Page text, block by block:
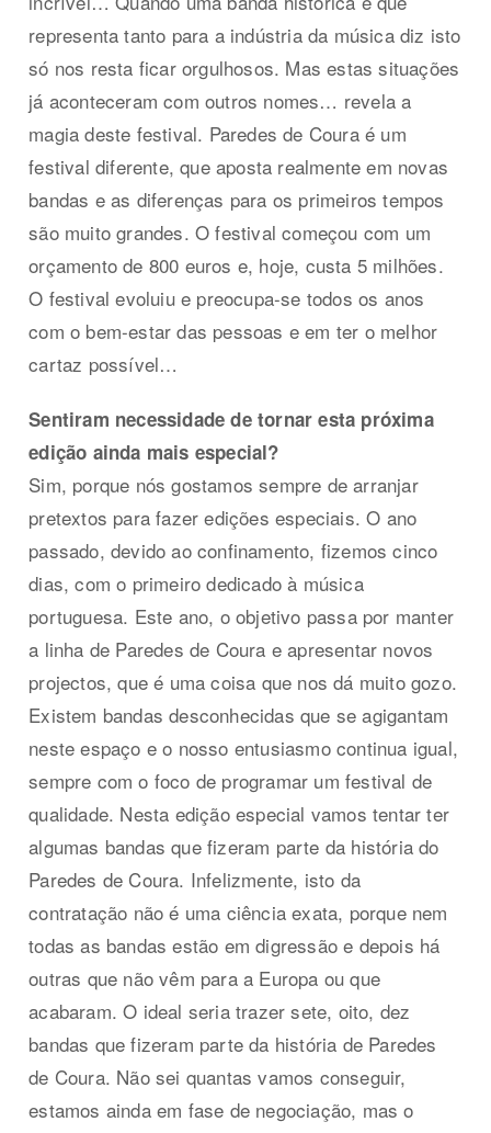
representa tanto para a indústria da música diz isto
só nos resta ficar orgulhosos. Mas estas situações
já aconteceram com outros nomes… revela a
magia deste festival. Paredes de Coura é um
festival diferente, que aposta realmente em novas
bandas e as diferenças para os primeiros tempos
são muito grandes. O festival começou com um
orçamento de 800 euros e, hoje, custa 5 milhões.
O festival evoluiu e preocupa-se todos os anos
com o bem-estar das pessoas e em ter o melhor
cartaz possível…
Sentiram necessidade de tornar esta próxima
edição ainda mais especial?
Sim, porque nós gostamos sempre de arranjar
pretextos para fazer edições especiais. O ano
passado, devido ao confinamento, fizemos cinco
dias, com o primeiro dedicado à música
portuguesa. Este ano, o objetivo passa por manter
a linha de Paredes de Coura e apresentar novos
projectos, que é uma coisa que nos dá muito gozo.
Existem bandas desconhecidas que se agigantam
neste espaço e o nosso entusiasmo continua igual,
sempre com o foco de programar um festival de
qualidade. Nesta edição especial vamos tentar ter
algumas bandas que fizeram parte da história do
Paredes de Coura. Infelizmente, isto da
contratação não é uma ciência exata, porque nem
todas as bandas estão em digressão e depois há
outras que não vêm para a Europa ou que
acabaram. O ideal seria trazer sete, oito, dez
bandas que fizeram parte da história de Paredes
de Coura. Não sei quantas vamos conseguir,
estamos ainda em fase de negociação, mas o